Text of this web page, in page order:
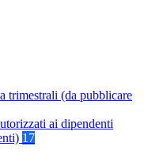
trimestrali (da pubblicare
ai dipendenti
17